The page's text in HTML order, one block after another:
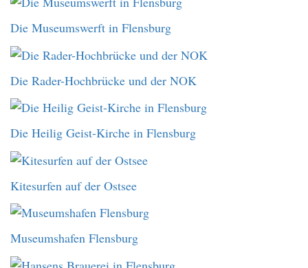
Die Museumswerft in Flensburg
Die Rader-Hochbrücke und der NOK
Die Heilig Geist-Kirche in Flensburg
Kitesurfen auf der Ostsee
Museumshafen Flensburg